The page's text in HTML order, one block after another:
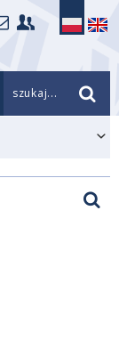
szukaj...